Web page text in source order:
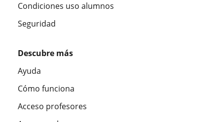
Condiciones uso alumnos
Seguridad
Descubre más
Ayuda
Cómo funciona
Acceso profesores